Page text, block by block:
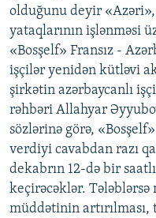
MULTIMEDIA
VIDEO
FOTOQALEREYA
İNFOQRAFIKA
KARIKATURA
RADIO ARXIV
OXU ZALI
AZƏRBAYCAN ƏDƏBIYYATI
İSLAM VƏ DEMOKRATIYA
İZ - MƏDƏNIYYƏT PROQRAMI
HAQQIMIZDA
MISSIYAMIZ
PEŞƏ ETIKASI VƏ
MATERIALLARIMIZDAN
AZADLIQRADIOSU MOBIL
BIZI IZLƏ
RFE/RL-in bütün
olduğunu deyir
yataqlarının işlənməsi
«Bosşelf» Fransız -
işçilər yenidən kütləvi
şirkətin azərbaycanlı
rəhbəri Allahyar
sözlərinə görə,
verdiyi cavabdan razı
dekabrın 12-də bir
keçirəcəklər. Tələblərsə
müddətinin artırılması,